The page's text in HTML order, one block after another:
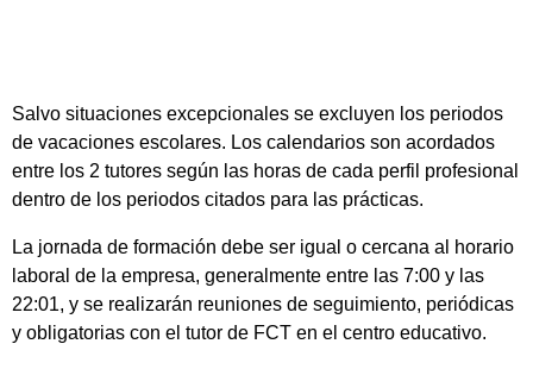
Salvo situaciones excepcionales se excluyen los periodos
de vacaciones escolares. Los calendarios son acordados
entre los 2 tutores según las horas de cada perfil profesional
dentro de los periodos citados para las prácticas.
La jornada de formación debe ser igual o cercana al horario
laboral de la empresa, generalmente entre las 7:00 y las
22:01, y se realizarán reuniones de seguimiento, periódicas
y obligatorias con el tutor de FCT en el centro educativo.